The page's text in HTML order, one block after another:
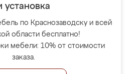
установка
по Краснозаводску и всей
области бесплатно!
мебели: 10% от стоимости
заказа.